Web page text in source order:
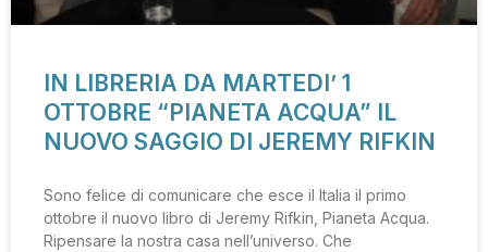
IN LIBRERIA DA MARTEDI’ 1
OTTOBRE “PIANETA ACQUA” IL
NUOVO SAGGIO DI JEREMY RIFKIN
Sono felice di comunicare che esce il Italia il primo
ottobre il nuovo libro di Jeremy Rifkin, Pianeta Acqua.
Ripensare la nostra casa nell’universo. Che